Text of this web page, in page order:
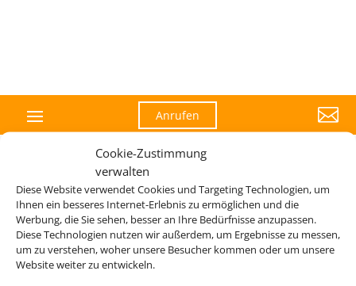
Cookie-Zustimmung
verwalten
Diese Website verwendet Cookies und Targeting Technologien, um
Ihnen ein besseres Internet-Erlebnis zu ermöglichen und die
Werbung, die Sie sehen, besser an Ihre Bedürfnisse anzupassen.
Diese Technologien nutzen wir außerdem, um Ergebnisse zu messen,
um zu verstehen, woher unsere Besucher kommen oder um unsere
Website weiter zu entwickeln.
Anrufen 